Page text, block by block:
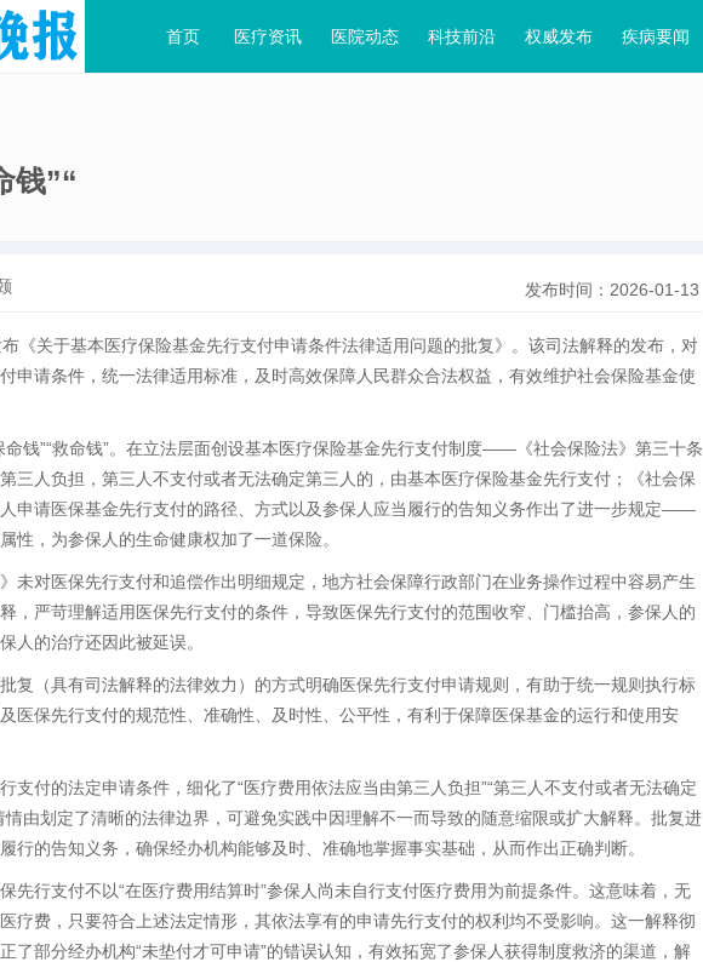
首页 医疗资讯 医院动态 科技前沿 权威发布 疾病要闻
钱”“
发布时间：2026-01-13
关于基本医疗保险基金先行支付申请条件法律适用问题的批复》。该司法解释的发布，对
申请条件，统一法律适用标准，及时高效保障人民群众合法权益，有效维护社会保险基金使
”“救命钱”。在立法层面创设基本医疗保险基金先行支付制度——《社会保险法》第三十条
三人负担，第三人不支付或者无法确定第三人的，由基本医疗保险基金先行支付；《社会保
申请医保基金先行支付的路径、方式以及参保人应当履行的告知义务作出了进一步规定——
性，为参保人的生命健康权加了一道保险。
对医保先行支付和追偿作出明细规定，地方社会保障行政部门在业务操作过程中容易产生
，严苛理解适用医保先行支付的条件，导致医保先行支付的范围收窄、门槛抬高，参保人的
人的治疗还因此被延误。
（具有司法解释的法律效力）的方式明确医保先行支付申请规则，有助于统一规则执行标
医保先行支付的规范性、准确性、及时性、公平性，有利于保障医保基金的运行和使用安
付的法定申请条件，细化了“医疗费用依法应当由第三人负担”“第三人不支付或者无法确定
由划定了清晰的法律边界，可避免实践中因理解不一而导致的随意缩限或扩大解释。批复进
行的告知义务，确保经办机构能够及时、准确地掌握事实基础，从而作出正确判断。
行支付不以“在医疗费用结算时”参保人尚未自行支付医疗费用为前提条件。这意味着，无
疗费，只要符合上述法定情形，其依法享有的申请先行支付的权利均不受影响。这一解释彻
了部分经办机构“未垫付才可申请”的错误认知，有效拓宽了参保人获得制度救济的渠道，解